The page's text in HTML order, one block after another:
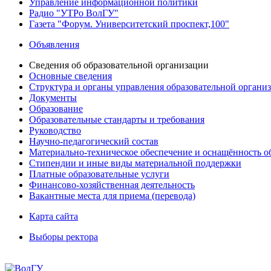
Управление информационной политики
Радио "УТРо ВолГУ"
Газета "Форум. Университетский проспект,100"
Объявления
Сведения об образовательной организации
Основные сведения
Структура и органы управления образовательной
Документы
Образование
Образовательные стандарты и требования
Руководство
Научно-педагогический состав
Материально-техническое обеспечение и оснащённость
Стипендии и иные виды материальной поддержки
Платные образовательные услуги
Финансово-хозяйственная деятельность
Вакантные места для приема (перевода)
Карта сайта
Выборы ректора